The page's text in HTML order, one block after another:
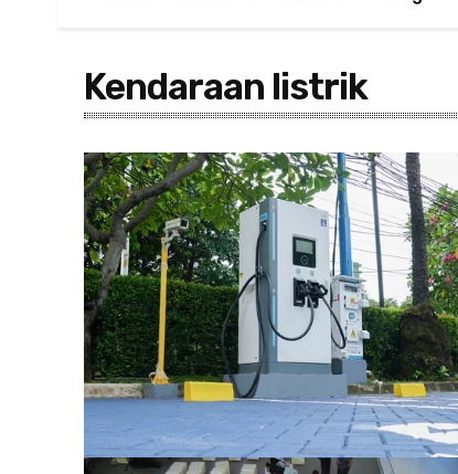
Kendaraan listrik